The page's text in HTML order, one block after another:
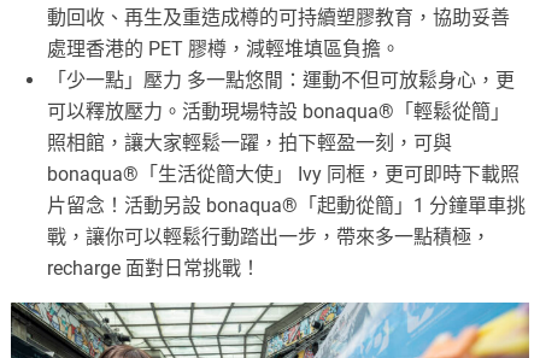
動回收、再生及重造成樽的可持續塑膠教育，協助妥善
處理香港的 PET 膠樽，減輕堆填區負擔。
「少一點」壓力 多一點悠閒：運動不但可放鬆身心，更
可以釋放壓力。活動現場特設 bonaqua®「輕鬆從簡」
照相館，讓大家輕鬆一躍，拍下輕盈一刻，可與
bonaqua®「生活從簡大使」 Ivy 同框，更可即時下載照
片留念！活動另設 bonaqua®「起動從簡」1 分鐘單車挑
戰，讓你可以輕鬆行動踏出一步，帶來多一點積極，
recharge 面對日常挑戰！